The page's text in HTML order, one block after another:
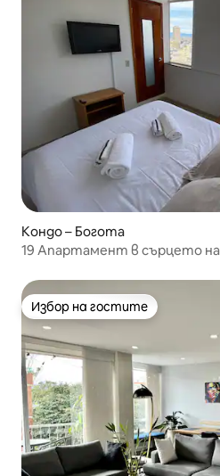
Кондо – Богота
19 Апартамент в сърцето на
Избор на гостите
Избор на гостите